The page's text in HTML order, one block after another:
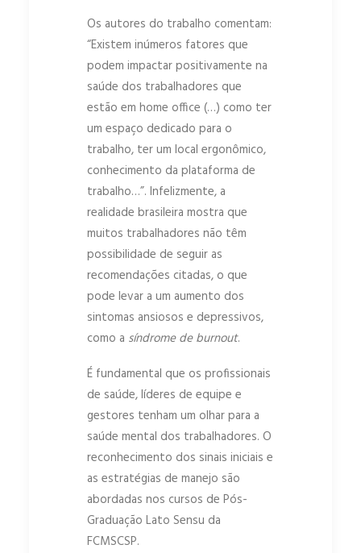
Os autores do trabalho comentam:
“Existem inúmeros fatores que
podem impactar positivamente na
saúde dos trabalhadores que
estão em home office (…) como ter
um espaço dedicado para o
trabalho, ter um local ergonômico,
conhecimento da plataforma de
trabalho…”. Infelizmente, a
realidade brasileira mostra que
muitos trabalhadores não têm
possibilidade de seguir as
recomendações citadas, o que
pode levar a um aumento dos
sintomas ansiosos e depressivos,
como a síndrome de burnout.
É fundamental que os profissionais
de saúde, líderes de equipe e
gestores tenham um olhar para a
saúde mental dos trabalhadores. O
reconhecimento dos sinais iniciais e
as estratégias de manejo são
abordadas nos cursos de Pós-
Graduação Lato Sensu da
FCMSCSP.